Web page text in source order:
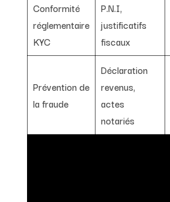
Conformité
réglementaire
KYC
P.N.I,
justificatifs
fiscaux
Prévention de
la fraude
Déclaration
revenus,
actes
notariés